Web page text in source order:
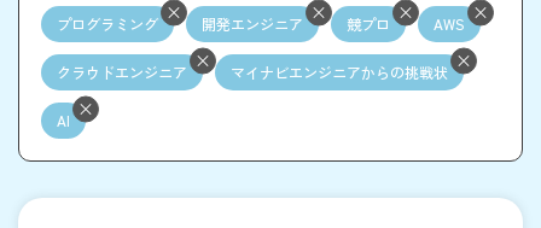
プログラミング 開発エンジニア 競プロ AWS
クラウドエンジニア マイナビエンジニアからの挑戦状
AI